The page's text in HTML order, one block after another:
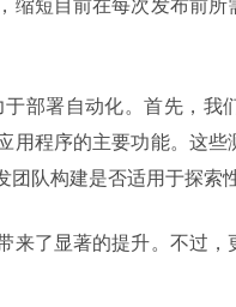
缩短目前在每次发布前
部署自动化。首先，我
用程序的主要功能。这
队构建是否适用于探索
来了显著的提升。不过